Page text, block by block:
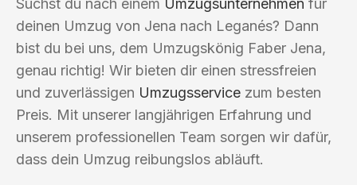
Suchst du nach einem Umzugsunternehmen für
deinen Umzug von Jena nach Leganés? Dann
bist du bei uns, dem Umzugskönig Faber Jena,
genau richtig! Wir bieten dir einen stressfreien
und zuverlässigen Umzugsservice zum besten
Preis. Mit unserer langjährigen Erfahrung und
unserem professionellen Team sorgen wir dafür,
dass dein Umzug reibungslos abläuft.